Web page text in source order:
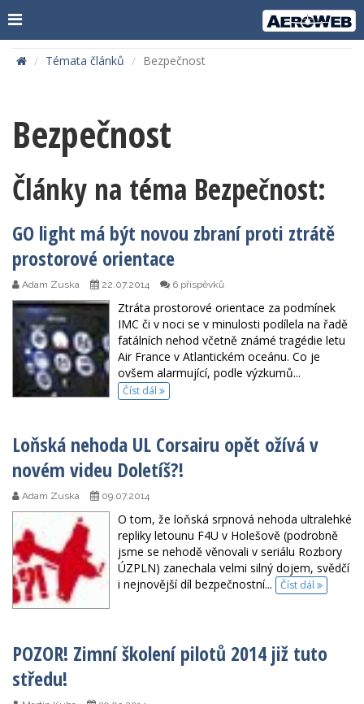
Témata článků Bezpečnost
Bezpečnost
Články na téma Bezpečnost:
GO light má být novou zbraní proti ztrátě
prostorové orientace
Adam Zuska 22.07.2014 6 příspěvků
Ztráta prostorové orientace za podmínek
IMC či v noci se v minulosti podílela na řadě
fatálních nehod včetně známé tragédie letu
Air France v Atlantickém oceánu. Co je
ovšem alarmující, podle výzkumů...
Číst dál
Loňská nehoda UL Corsairu opět ožívá v
novém videu Doletíš?!
Adam Zuska 09.07.2014
O tom, že loňská srpnová nehoda ultralehké
repliky letounu F4U v Holešově (podrobně
jsme se nehodě věnovali v seriálu Rozbory
ÚZPLN) zanechala velmi silný dojem, svědčí
i nejnovější díl bezpečnostní...
Číst dál
POZOR! Zimní školení pilotů 2014 již tuto
středu!